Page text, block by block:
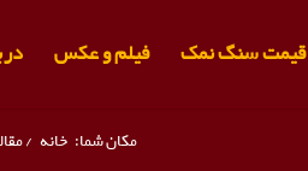
قیمت سنگ نمک فیلم و عکس
مکان شما: خانه /